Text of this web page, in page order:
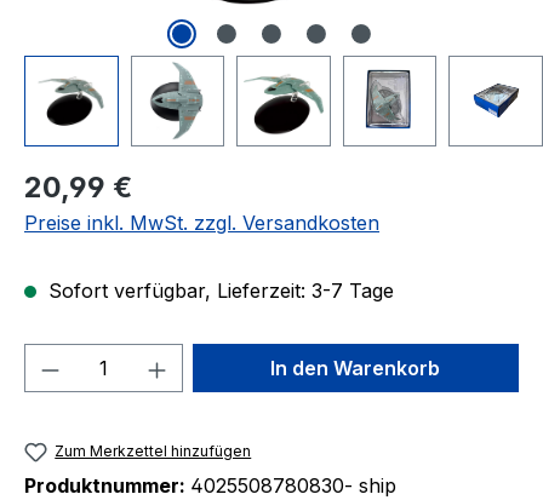
Regulärer Preis:
20,99 €
Preise inkl. MwSt. zzgl. Versandkosten
Sofort verfügbar, Lieferzeit: 3-7 Tage
Produkt Anzahl: Gib denIn den Warenkorb
Zum Merkzettel hinzufügen
Produktnummer: 4025508780830- ship